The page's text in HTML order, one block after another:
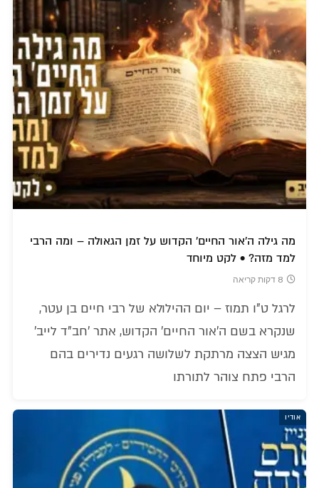
מה גילה ה'אור החיים' הקדוש על זמן הגאולה – ומה הרבי
למד מזה? • לקט מיוחד
8 דקות קריאה
לרגל ט"ו תמוז – יום ההילולא של רבי חיים בן עטר,
שנקרא בשם ה'אור החיים' הקדוש, אתר 'חב"ד לייב'
מגיש הצצה מרתקת לשלושה רגעים נדירים בהם
הרבי פתח צוהר לתורתו
אודיו